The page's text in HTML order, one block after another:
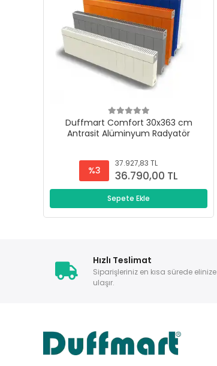
Duffmart Comfort 30x363 cm
Antrasit Alüminyum Radyatör
%3
37.927,83 TL
36.790,00 TL
Sepete Ekle
Hızlı Teslimat
Siparişleriniz en kısa sürede elinize
ulaşır.